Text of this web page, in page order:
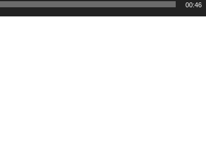
00:46